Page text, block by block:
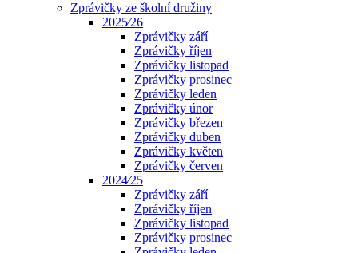
Zprávičky ze školní družiny
2025⁄26
Zprávičky září
Zprávičky říjen
Zprávičky listopad
Zprávičky prosinec
Zprávičky leden
Zprávičky únor
Zprávičky březen
Zprávičky duben
Zprávičky květen
Zprávičky červen
2024⁄25
Zprávičky září
Zprávičky říjen
Zprávičky listopad
Zprávičky prosinec